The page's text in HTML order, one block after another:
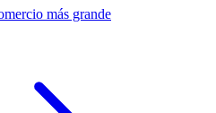
más grande